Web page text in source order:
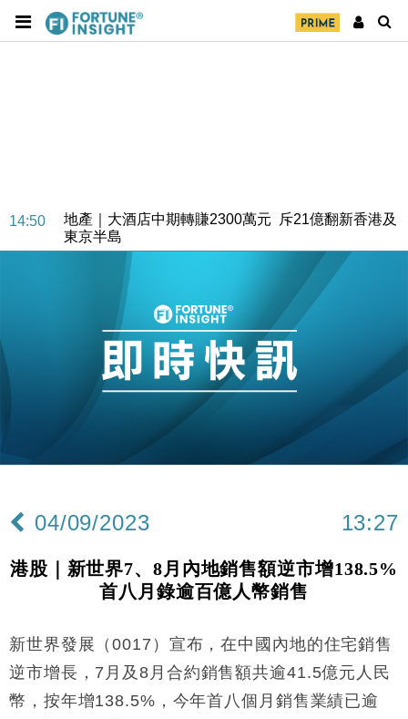
14:50
地產｜大酒店中期轉賺2300萬元 斥21億翻新香港及
東京半島
國際｜特朗普赴洛杉磯高球場活動前 男子攜槍彈被捕
財經｜香港7月PMI回落至51 企業擴張放慢兼縮減人
財經｜黑石傳再籌逾360億美元 支援Anthropic租用
Google晶片
10:57
財經｜美商務部擬擴大金屬關稅範圍 14類產品或加徵
本地｜新世界K11 9月升級會員制度 增鉑金卡級別鎖
16:33
財經｜滙控重啟最多10億美元回購 派息比率目標維持
15:11
財經｜SHEIN傳最快8月中招股 估值料降至400億美
元以下
市場落地
14:50
地產｜大酒店中期轉賺2300萬元 斥21億翻新香港及
04/09/2023 13:27
港股｜新世界7、8月內地銷售額逆市增138.5%
首八月錄逾百億人幣銷售
新世界發展（0017）宣布，在中國內地的住宅銷售
逆市增長，7月及8月合約銷售額共逾41.5億元人民
幣，按年增138.5%，今年首八個月銷售業績已逾